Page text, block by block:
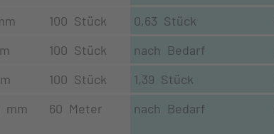
100 Stück 0,63 Stück
100 Stück nach Bedarf
100 Stück 1,39 Stück
mm 60 Meter nach Bedarf